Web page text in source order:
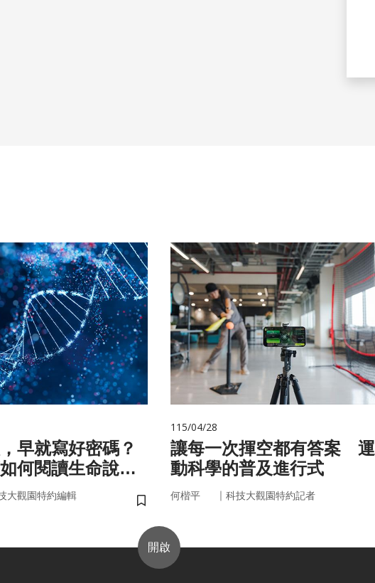
早就寫好密碼？
何閱讀生命說明
大觀園特約編輯
儲存書籤
115/04/28
讓每一次揮空都有答案 運
動科學的普及進行式
何楷平 ｜ 科技大觀園特約記者
開啟